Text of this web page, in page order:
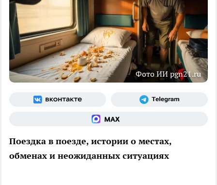
Фото ИИ pgn21.ru
Поездка в поезде, истории о местах,
обменах и неожиданных ситуациях